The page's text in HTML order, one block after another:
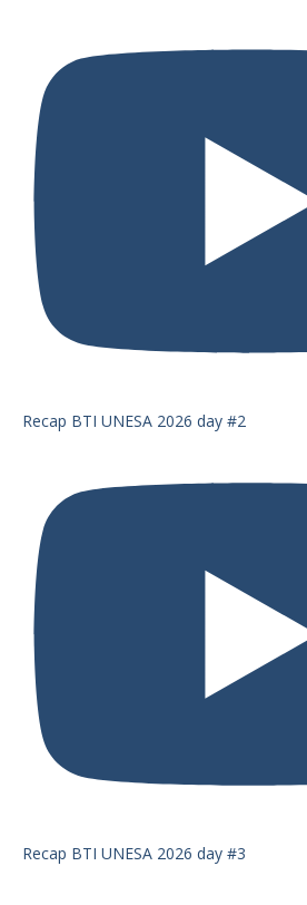
Recap BTI UNESA 2026 day #2
Recap BTI UNESA 2026 day #3